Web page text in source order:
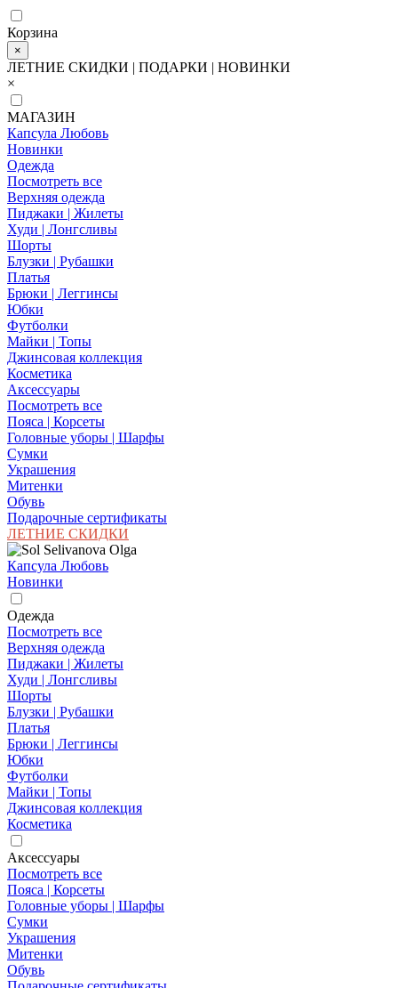
Корзина
×
ЛЕТНИЕ СКИДКИ | ПОДАРКИ | НОВИНКИ
×
МАГАЗИН
Капсула Любовь
Новинки
Одежда
Посмотреть все
Верхняя одежда
Пиджаки | Жилеты
Худи | Лонгсливы
Шорты
Блузки | Рубашки
Платья
Брюки | Леггинсы
Юбки
Футболки
Майки | Топы
Джинсовая коллекция
Косметика
Аксессуары
Посмотреть все
Пояса | Корсеты
Головные уборы | Шарфы
Сумки
Украшения
Митенки
Обувь
Подарочные сертификаты
ЛЕТНИЕ СКИДКИ
Капсула Любовь
Новинки
Одежда
Посмотреть все
Верхняя одежда
Пиджаки | Жилеты
Худи | Лонгсливы
Шорты
Блузки | Рубашки
Платья
Брюки | Леггинсы
Юбки
Футболки
Майки | Топы
Джинсовая коллекция
Косметика
Аксессуары
Посмотреть все
Пояса | Корсеты
Головные уборы | Шарфы
Сумки
Украшения
Митенки
Обувь